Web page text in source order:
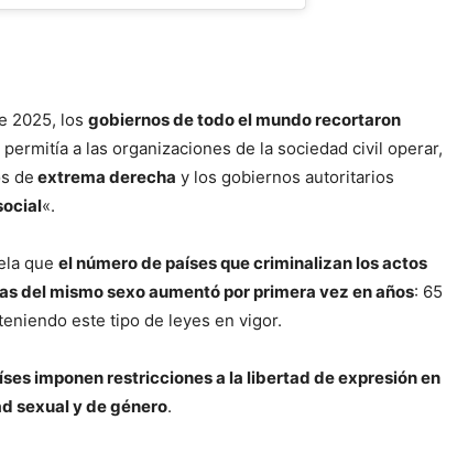
2025, los gobiernos de todo el mundo recortaron
permitía a las organizaciones de la sociedad civil operar,
de extrema derecha y los gobiernos autoritarios
«.
que el número de países que criminalizan los actos
del mismo sexo aumentó por primera vez en años: 65
este tipo de leyes en vigor.
imponen restricciones a la libertad de expresión en
sexual y de género.